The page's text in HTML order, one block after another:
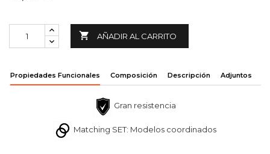
 AÑADIR AL CARRITO
Propiedades Funcionales Composición Descripción Adjuntos
Gran resistencia
Matching SET: Modelos coordinados